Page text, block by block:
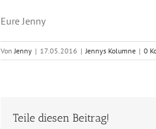
Eure Jenny
Von Jenny | 17.05.2016 | Jennys Kolumne | 0
Teile diesen Beitrag!